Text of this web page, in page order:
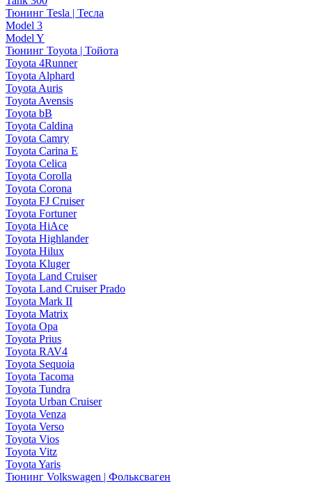
Тюнинг Tesla | Тесла
Model 3
Model Y
Тюнинг Toyota | Тойота
Toyota 4Runner
Toyota Alphard
Toyota Auris
Toyota Avensis
Toyota bB
Toyota Caldina
Toyota Camry
Toyota Carina E
Toyota Celica
Toyota Corolla
Toyota Corona
Toyota FJ Cruiser
Toyota Fortuner
Toyota HiAce
Toyota Highlander
Toyota Hilux
Toyota Kluger
Toyota Land Cruiser
Toyota Land Cruiser Prado
Toyota Mark II
Toyota Matrix
Toyota Opa
Toyota Prius
Toyota RAV4
Toyota Sequoia
Toyota Tacoma
Toyota Tundra
Toyota Urban Cruiser
Toyota Venza
Toyota Verso
Toyota Vios
Toyota Vitz
Toyota Yaris
Тюнинг Volkswagen | Фольксваген